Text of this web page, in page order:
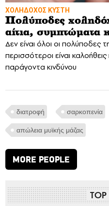
ΧΟΛΗΔΟΧΟΣ ΚΥΣΤΗ
Πολύποδες
αίτια, συμπτώματα
Δεν είναι όλοι οι πολύποδες
περισσότεροι είναι
παράγοντα κινδύνου
διατροφή σαρκοπενία
απώλεια μυϊκής μάζας
MORE PEOPLE
TOP